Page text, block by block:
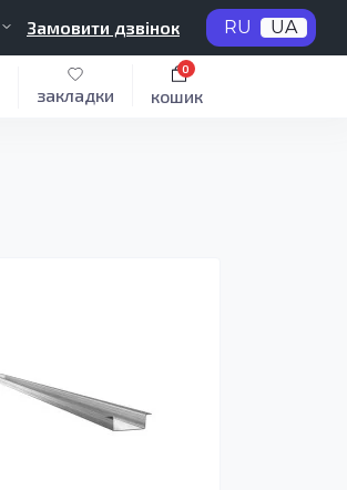
Замовити дзвінок RU UA
закладки кошик
0